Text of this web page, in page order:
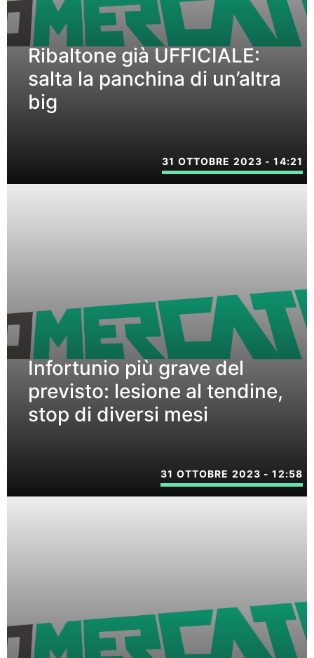
Ribaltone già UFFICIALE:
salta la panchina di un’altra
big
31 OTTOBRE 2023 - 14:21
Infortunio più grave del
previsto: lesione al tendine,
stop di diversi mesi
31 OTTOBRE 2023 - 12:58